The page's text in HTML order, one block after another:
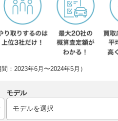
：2023年6月〜2024年5月）
モデル